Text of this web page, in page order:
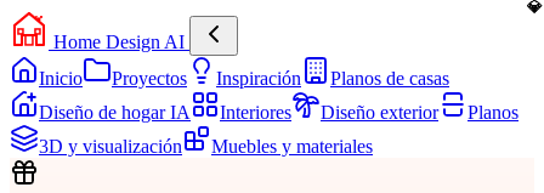
Home Design AI
Inicio
Proyectos Inspiración
Planos de casas
Diseño de hogar IA
Interiores Diseño exterior
Planos
3D y visualización
Muebles y materiales